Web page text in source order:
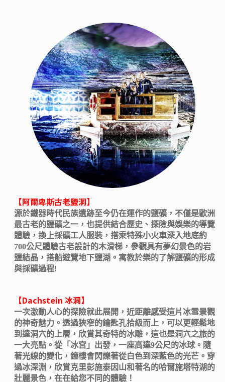
【阿爾卑斯古老鹽洞】
源於鐵器時代民族遺跡至今仍在運作的鹽礦，不僅是歐洲
最古老的鹽礦之一，也提供結合歷史、探險與娛樂的導覽
體驗，換上採礦工人服裝，搭乘特殊小火車深入地底約
700公尺體驗古老設計的木滑梯，參觀具有夢幻景色的岩
鹽結晶，搭船遊覽地下鹽湖。寓教於樂的了解鹽礦的形成
與採礦過程!
【Dachstein 冰洞】
一次激動人心的探險就此展開，近距離感受這片冰雪景觀
的神奇魅力。透過狹窄的鑰匙孔拾級而上，可以更輕鬆地
到達洞穴的上層，欣賞其奇特的冰雕，這也是洞穴之旅的
一大亮點。從「冰宮」出發，一座高達9公尺的冰球。隨
著光線的變化，鐘樓會閃爍著從白色到深藍色的光芒。穿
過冰深淵，欣賞克里彭施泰因山和著名的哈爾施塔特湖的
壯麗景色，在在給您不同的體驗！